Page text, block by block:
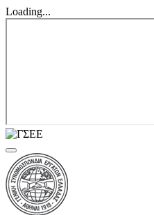
Loading...